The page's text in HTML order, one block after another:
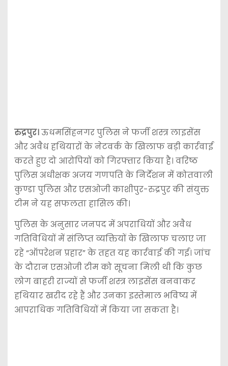
रुद्रपुर।ऊधमसिंहनगर पुलिस ने फर्जी शस्त्र लाइसेंस
और अवैध हथियारों के नेटवर्क के खिलाफ बड़ी कार्रवाई
करते हुए दो आरोपियों को गिरफ्तार किया है। वरिष्ठ
पुलिस अधीक्षक अजय गणपति के निर्देशन में कोतवाली
कुण्डा पुलिस और एसओजी काशीपुर-रुद्रपुर की संयुक्त
टीम ने यह सफलता हासिल की।
पुलिस के अनुसार जनपद में अपराधियों और अवैध
गतिविधियों में संलिप्त व्यक्तियों के खिलाफ चलाए जा
रहे “ऑपरेशन प्रहार” के तहत यह कार्रवाई की गई। जांच
के दौरान एसओजी टीम को सूचना मिली थी कि कुछ
लोग बाहरी राज्यों से फर्जी शस्त्र लाइसेंस बनवाकर
हथियार खरीद रहे हैं और उनका इस्तेमाल भविष्य में
आपराधिक गतिविधियों में किया जा सकता है।